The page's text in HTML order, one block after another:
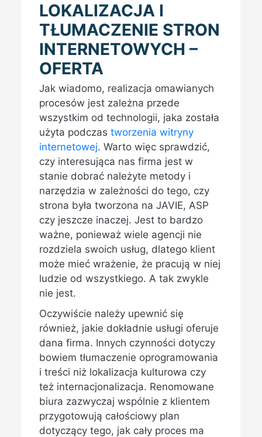
LOKALIZACJA I
TŁUMACZENIE STRON
INTERNETOWYCH –
OFERTA
Jak wiadomo, realizacja omawianych
procesów jest zależna przede
wszystkim od technologii, jaka została
użyta podczastworzenia witryny
internetowej. Warto więc sprawdzić,
czy interesująca nas firma jest w
stanie dobrać należyte metody i
narzędzia w zależności do tego, czy
strona była tworzona na JAVIE, ASP
czy jeszcze inaczej. Jest to bardzo
ważne, ponieważ wiele agencji nie
rozdziela swoich usług, dlatego klient
może mieć wrażenie, że pracują w niej
ludzie od wszystkiego. A tak zwykle
nie jest.
Oczywiście należy upewnić się
również, jakie dokładnie usługi oferuje
dana firma. Innych czynności dotyczy
bowiem tłumaczenie oprogramowania
i treści niż lokalizacja kulturowa czy
też internacjonalizacja. Renomowane
biura zazwyczaj wspólnie z klientem
przygotowują całościowy plan
dotyczący tego, jak cały proces ma